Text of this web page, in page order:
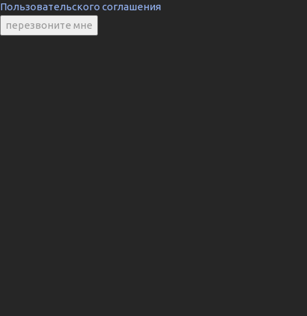
Пользовательского соглашения
перезвоните мне